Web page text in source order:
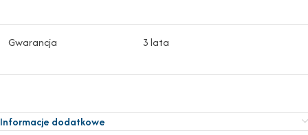
Gwarancja 3 lata
Informacje dodatkowe